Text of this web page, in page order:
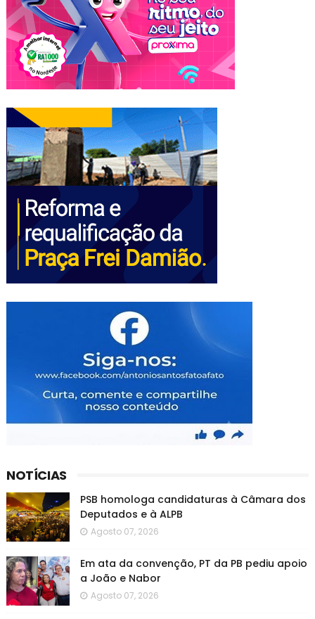
NOTÍCIAS
PSB homologa candidaturas à Câmara dos
Deputados e à ALPB
Agosto 07, 2026
Em ata da convenção, PT da PB pediu apoio
a João e Nabor
Agosto 07, 2026